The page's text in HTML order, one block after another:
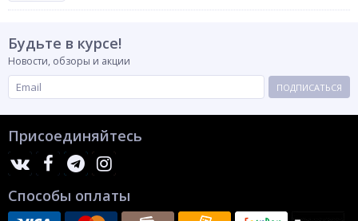
Будьте в курсе!
Новости, обзоры и акции
ПОДПИСАТЬСЯ
Присоединяйтесь
Способы оплаты